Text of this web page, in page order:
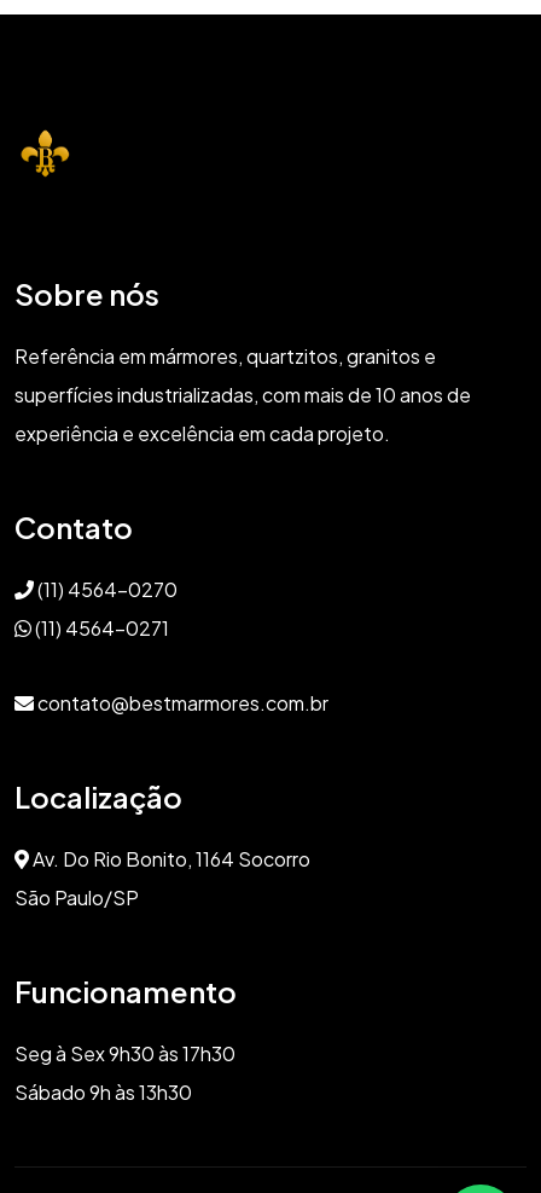
Sobre nós
Referência em mármores, quartzitos, granitos e
superfícies industrializadas, com mais de 10 anos de
experiência e excelência em cada projeto.
Contato
(11) 4564-0270
(11) 4564-0271
contato@bestmarmores.com.br
Localização
Av. Do Rio Bonito, 1164 Socorro
São Paulo/SP
Funcionamento
Seg à Sex 9h30 às 17h30
Sábado 9h às 13h30